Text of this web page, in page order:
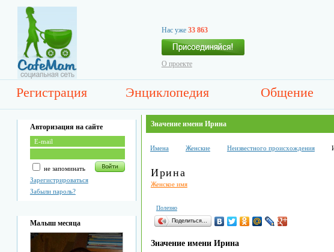
Нас уже 33 863
О проекте
Регистрация Энциклопедия Общение
Авторизация на сайте
не запоминать
Зарегистрироваться
Забыли пароль?
Малыш месяца
Значение имени Ирина
Имена Женские Неизвестного происхождения
Ирина
Женское имя
Полезно
Поделиться…
Значение имени Ирина